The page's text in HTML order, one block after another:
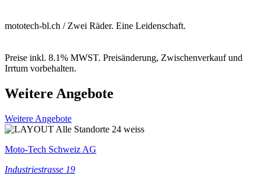
mototech-bl.ch / Zwei Räder. Eine Leidenschaft.
Preise inkl. 8.1% MWST. Preisänderung, Zwischenverkauf und
Irrtum vorbehalten.
Weitere Angebote
Weitere Angebote
Moto-Tech Schweiz AG
Industriestrasse 19